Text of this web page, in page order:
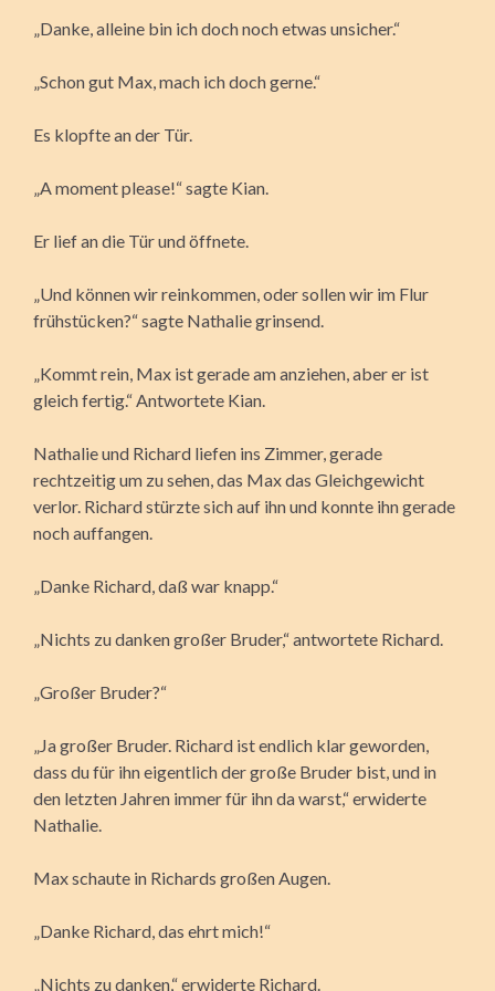
„Danke, alleine bin ich doch noch etwas unsicher.“
„Schon gut Max, mach ich doch gerne.“
Es klopfte an der Tür.
„A moment please!“ sagte Kian.
Er lief an die Tür und öffnete.
„Und können wir reinkommen, oder sollen wir im Flur
frühstücken?“ sagte Nathalie grinsend.
„Kommt rein, Max ist gerade am anziehen, aber er ist
gleich fertig.“ Antwortete Kian.
Nathalie und Richard liefen ins Zimmer, gerade
rechtzeitig um zu sehen, das Max das Gleichgewicht
verlor. Richard stürzte sich auf ihn und konnte ihn gerade
noch auffangen.
„Danke Richard, daß war knapp.“
„Nichts zu danken großer Bruder,“ antwortete Richard.
„Großer Bruder?“
„Ja großer Bruder. Richard ist endlich klar geworden,
dass du für ihn eigentlich der große Bruder bist, und in
den letzten Jahren immer für ihn da warst,“ erwiderte
Nathalie.
Max schaute in Richards großen Augen.
„Danke Richard, das ehrt mich!“
„Nichts zu danken,“ erwiderte Richard.